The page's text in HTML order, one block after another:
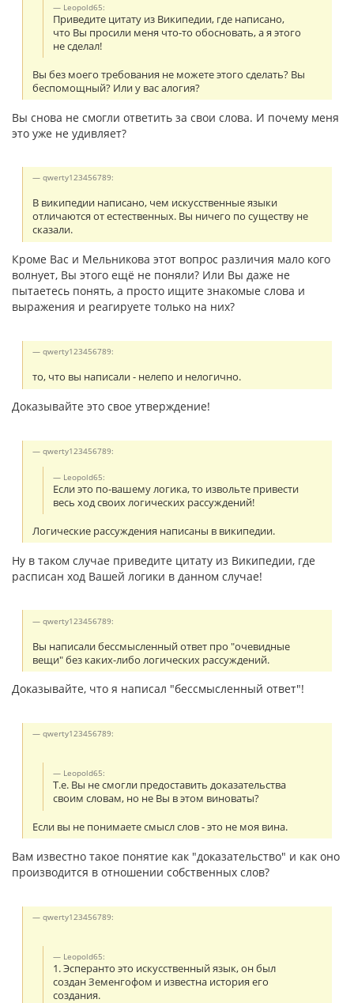
Leopold65:
Приведите цитату из Википедии, где написано,
что Вы просили меня что-то обосновать, а я этого
не сделал!
Вы без моего требования не можете этого сделать? Вы
беспомощный? Или у вас алогия?
Вы снова не смогли ответить за свои слова. И почему меня
это уже не удивляет?
qwerty123456789:
В википедии написано, чем искусственные языки
отличаются от естественных. Вы ничего по существу не
сказали.
Кроме Вас и Мельникова этот вопрос различия мало кого
волнует, Вы этого ещё не поняли? Или Вы даже не
пытаетесь понять, а просто ищите знакомые слова и
выражения и реагируете только на них?
qwerty123456789:
то, что вы написали - нелепо и нелогично.
Доказывайте это свое утверждение!
qwerty123456789:
Leopold65:
Если это по-вашему логика, то извольте привести
весь ход своих логических рассуждений!
Логические рассуждения написаны в википедии.
Ну в таком случае приведите цитату из Википедии, где
расписан ход Вашей логики в данном случае!
qwerty123456789:
Вы написали бессмысленный ответ про "очевидные
вещи" без каких-либо логических рассуждений.
Доказывайте, что я написал "бессмысленный ответ"!
qwerty123456789:
Leopold65:
Т.е. Вы не смогли предоставить доказательства
своим словам, но не Вы в этом виноваты?
Если вы не понимаете смысл слов - это не моя вина.
Вам известно такое понятие как "доказательство" и как оно
производится в отношении собственных слов?
qwerty123456789:
Leopold65:
1. Эсперанто это искусственный язык, он был
создан Земенгофом и известна история его
создания.